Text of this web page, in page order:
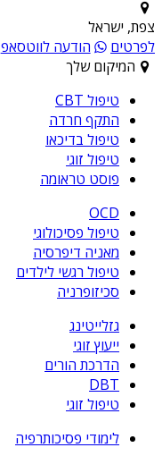
צפת, ישראל
לפרטים
הודעה לווטסאפ
המיקום שלך
טיפול CBT
התקף חרדה
טיפול בדיכאו
טיפול זוגי
פוסט טראומה
OCD
טיפול פסיכולוגי
מאניה דיפרסיה
טיפול רגשי לילדים
סכיזופרניה
גזלייטינג
ייעוץ זוגי
הדרכת הורים
DBT
טיפול זוגי
לימודי פסיכותרפיה